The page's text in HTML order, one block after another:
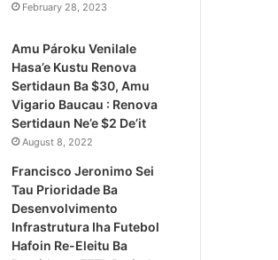
February 28, 2023
Amu Pároku Venilale
Hasa’e Kustu Renova
Sertidaun Ba $30, Amu
Vigario Baucau : Renova
Sertidaun Ne’e $2 De’it
August 8, 2022
Francisco Jeronimo Sei
Tau Prioridade Ba
Desenvolvimento
Infrastrutura Iha Futebol
Hafoin Re-Eleitu Ba